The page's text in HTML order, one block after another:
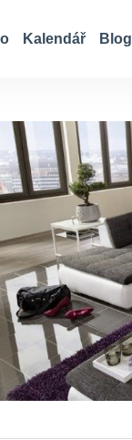
Kalendář Blog